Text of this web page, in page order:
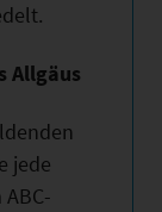
Allgäus
jede